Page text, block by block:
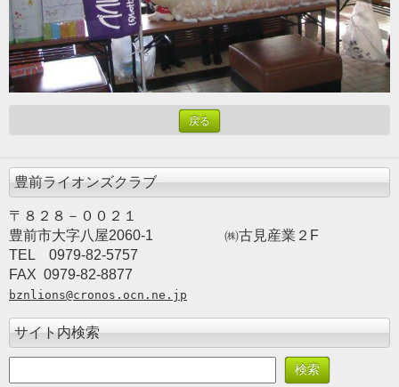
戻る
豊前ライオンズクラブ
〒８２８－００２１
豊前市大字八屋2060-1 ㈱古見産業２F
TEL　0979-82-5757
FAX  0979-82-8877
bznlions@cronos.ocn.ne.jp
サイト内検索